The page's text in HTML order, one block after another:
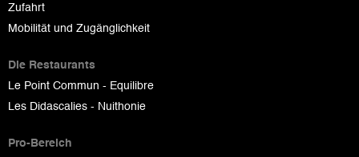
Zufahrt
Mobilität und Zugänglichkeit
Die Restaurants
Le Point Commun - Equilibre
Les Didascalies - Nuithonie
Pro-Bereich